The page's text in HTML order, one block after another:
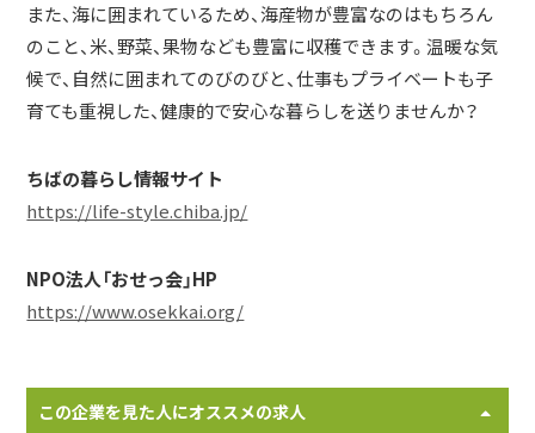
また、海に囲まれているため、海産物が豊富なのはもちろん
のこと、米、野菜、果物なども豊富に収穫できます。温暖な気
候で、自然に囲まれてのびのびと、仕事もプライベートも子
育ても重視した、健康的で安心な暮らしを送りませんか？
ちばの暮らし情報サイト
https://life-style.chiba.jp/
NPO法人「おせっ会」HP
https://www.osekkai.org/
この企業を見た人にオススメの求人